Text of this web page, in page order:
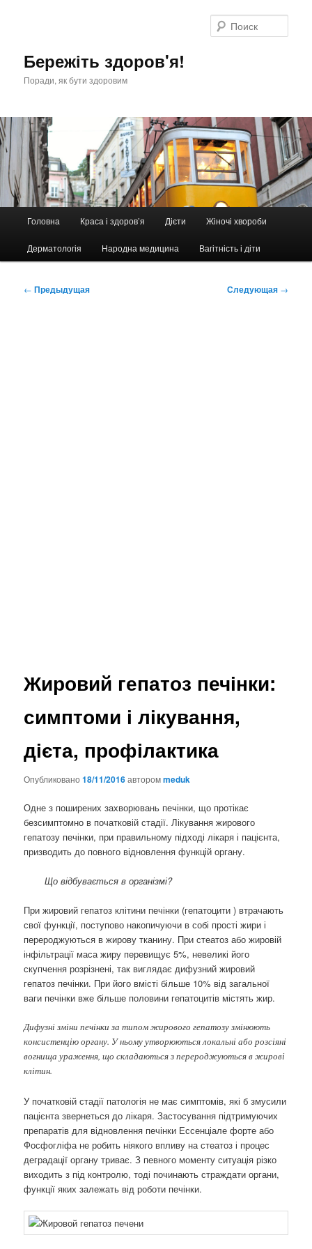
Бережіть здоров'я!
Поради, як бути здоровим
Головна Краса і здоров’я Дієти Жіночі хвороби
Дерматологія Народна медицина Вагітність і діти
Навигация
← Предыдущая Следующая →
Жировий гепатоз печінки:
симптоми і лікування,
дієта, профілактика
Опубликовано18/11/2016авторомmeduk
Одне з поширених захворювань печінки, що протікає
безсимптомно в початковій стадії. Лікування жирового
гепатозу печінки, при правильному підході лікаря і пацієнта,
призводить до повного відновлення функцій органу.
Що відбувається в організмі?
При жировий гепатоз клітини печінки (гепатоцити ) втрачають
свої функції, поступово накопичуючи в собі прості жири і
перероджуються в жирову тканину. При стеатоз або жировій
інфільтрації маса жиру перевищує 5%, невеликі його
скупчення розрізнені, так виглядає дифузний жировий
гепатоз печінки. При його вмісті більше 10% від загальної
ваги печінки вже більше половини гепатоцитів містять жир.
Дифузні зміни печінки за типом жирового гепатозу змінюють
консистенцію органу. У ньому утворюються локальні або розсіяні
вогнища ураження, що складаються з перероджуються в жирові
клітин.
У початковій стадії патологія не має симптомів, які б змусили
пацієнта звернеться до лікаря. Застосування підтримуючих
препаратів для відновлення печінки Ессенціале форте або
Фосфогліфа не робить ніякого впливу на стеатоз і процес
деградації органу триває. З певного моменту ситуація різко
виходить з під контролю, тоді починають страждати органи,
функції яких залежать від роботи печінки.